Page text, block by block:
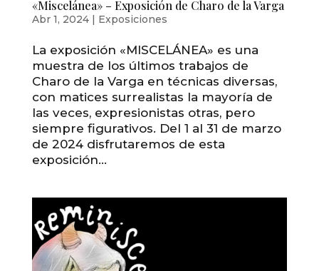
«Miscelánea» – Exposición de Charo de la Varga
Abr 1, 2024| Exposiciones
La exposición «MISCELÁNEA» es una
muestra de los últimos trabajos de
Charo de la Varga en técnicas diversas,
con matices surrealistas la mayoría de
las veces, expresionistas otras, pero
siempre figurativos. Del 1 al 31 de marzo
de 2024 disfrutaremos de esta
exposición...